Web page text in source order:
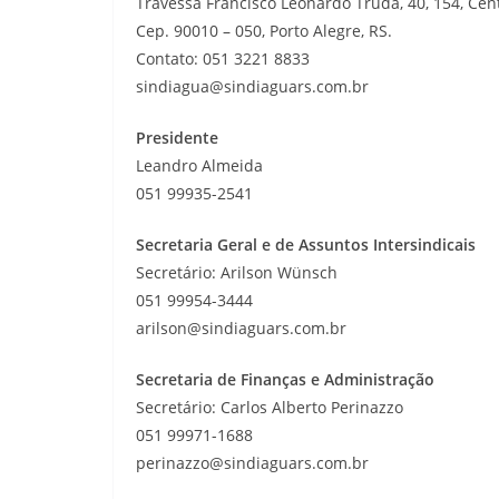
Cep. 90010 – 050, Porto Alegre, RS.
Contato: 051 3221 8833
sindiagua@sindiaguars.com.br
Presidente
Leandro Almeida
051 99935-2541
Secretaria Geral e de Assuntos Intersindicais
Secretário: Arilson Wünsch
051 99954-3444
arilson@sindiaguars.com.br
Secretaria de Finanças e Administração
Secretário: Carlos Alberto Perinazzo
051 99971-1688
perinazzo@sindiaguars.com.br